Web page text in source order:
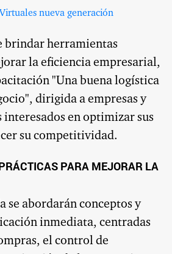
brindar herramientas
la eficiencia empresarial,
"Una buena logística
dirigida a empresas y
en optimizar sus
su competitividad.
PARA MEJORAR LA
se abordarán conceptos y
inmediata, centradas
el control de